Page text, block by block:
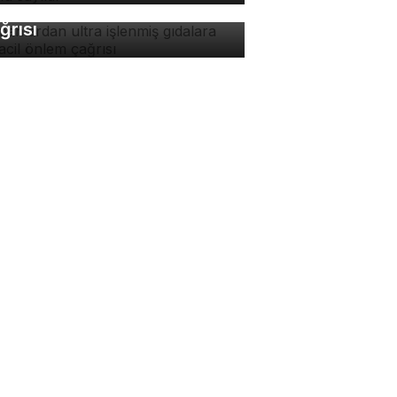
karşı acil önlem